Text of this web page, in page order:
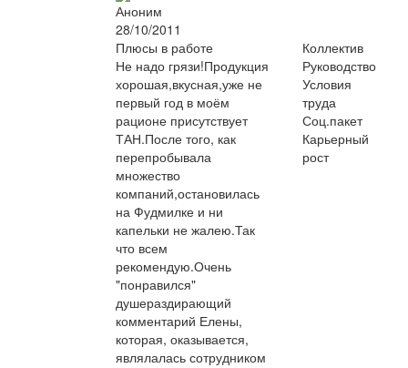
Аноним
28/10/2011
Плюсы в работе
Не надо грязи!Продукция
хорошая,вкусная,уже не
первый год в моём
рационе присутствует
ТАН.После того, как
перепробывала
множество
компаний,остановилась
на Фудмилке и ни
капельки не жалею.Так
что всем
рекомендую.Очень
"понравился"
душераздирающий
комментарий Елены,
которая, оказывается,
являлалась сотрудником
Коллектив
Руководство
Условия
труда
Соц.пакет
Карьерный
рост